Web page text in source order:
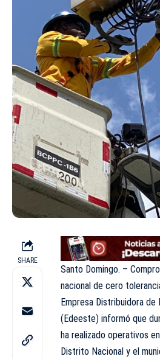
SHARE
Santo Domingo. –
nacional de cero
Empresa Distribuidora
(Edeeste) informó que
ha realizado operativos
Distrito Nacional y el